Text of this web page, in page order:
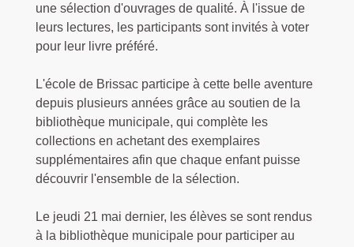
une sélection d'ouvrages de qualité. À l'issue de
leurs lectures, les participants sont invités à voter
pour leur livre préféré.
L'école de Brissac participe à cette belle aventure
depuis plusieurs années grâce au soutien de la
bibliothèque municipale, qui complète les
collections en achetant des exemplaires
supplémentaires afin que chaque enfant puisse
découvrir l'ensemble de la sélection.
Le jeudi 21 mai dernier, les élèves se sont rendus
à la bibliothèque municipale pour participer au